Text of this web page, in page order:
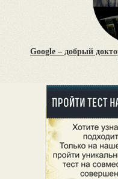
Google – добрый